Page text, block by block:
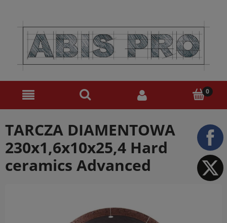
TARCZA DIAMENTOWA
230x1,6x10x25,4 Hard
ceramics Advanced